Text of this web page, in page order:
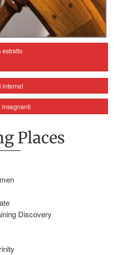
estratto
internet
insegnanti
Places
Discovery